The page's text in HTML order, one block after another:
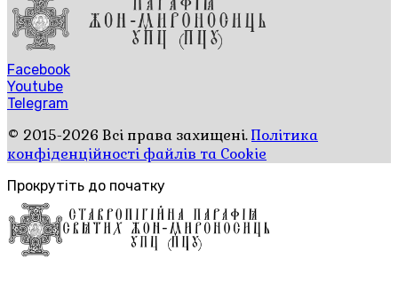
Facebook
Youtube
Telegram
© 2015-2026 Всі права захищені.Політика
конфіденційності файлів та Cookie
Прокрутіть до початку